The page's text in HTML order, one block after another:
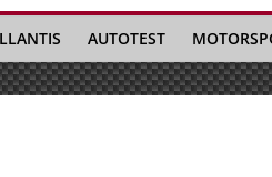
AUTOTEST